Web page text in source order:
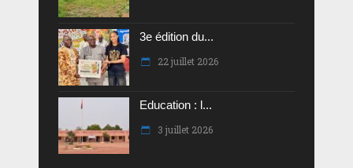
3e édition du...
22 juillet 2026
Education : l...
3 juillet 2026